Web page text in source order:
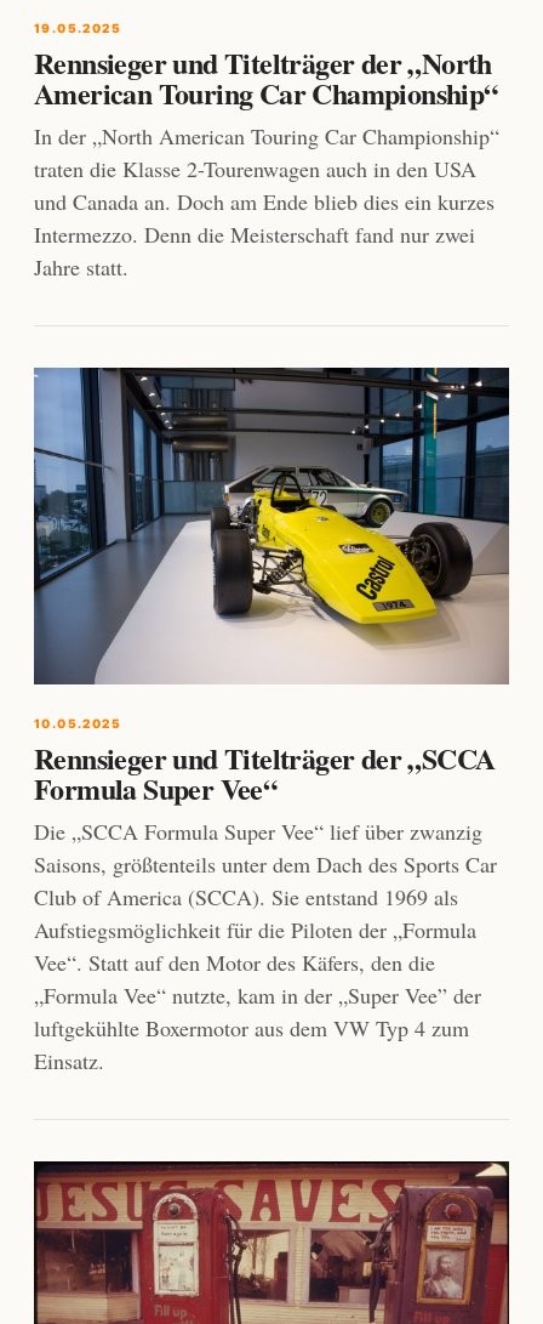
19.05.2025
Rennsieger und Titelträger der „North
American Touring Car Championship“
In der „North American Touring Car Championship“
traten die Klasse 2-Tourenwagen auch in den USA
und Canada an. Doch am Ende blieb dies ein kurzes
Intermezzo. Denn die Meisterschaft fand nur zwei
Jahre statt.
10.05.2025
Rennsieger und Titelträger der „SCCA
Formula Super Vee“
Die „SCCA Formula Super Vee“ lief über zwanzig
Saisons, größtenteils unter dem Dach des Sports Car
Club of America (SCCA). Sie entstand 1969 als
Aufstiegsmöglichkeit für die Piloten der „Formula
Vee“. Statt auf den Motor des Käfers, den die
„Formula Vee“ nutzte, kam in der „Super Vee” der
luftgekühlte Boxermotor aus dem VW Typ 4 zum
Einsatz.